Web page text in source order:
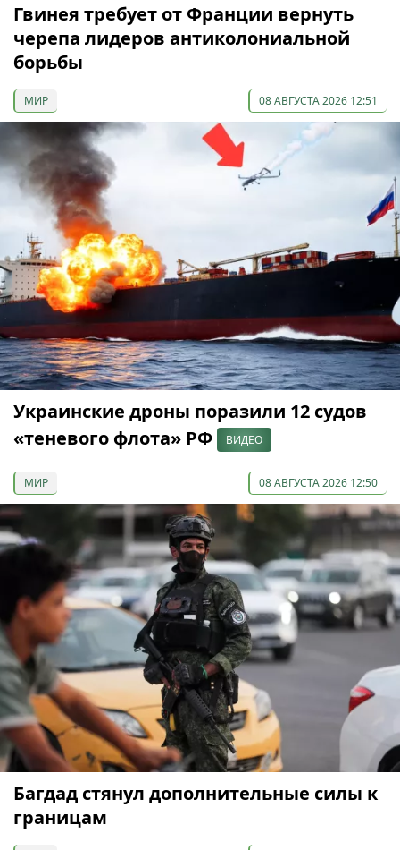
Гвинея требует от Франции вернуть
черепа лидеров антиколониальной
борьбы
МИР 08 АВГУСТА 2026 12:51
Украинские дроны поразили 12 судов
«теневого флота» РФ
ВИДЕО
МИР 08 АВГУСТА 2026 12:50
Багдад стянул дополнительные силы к
границам